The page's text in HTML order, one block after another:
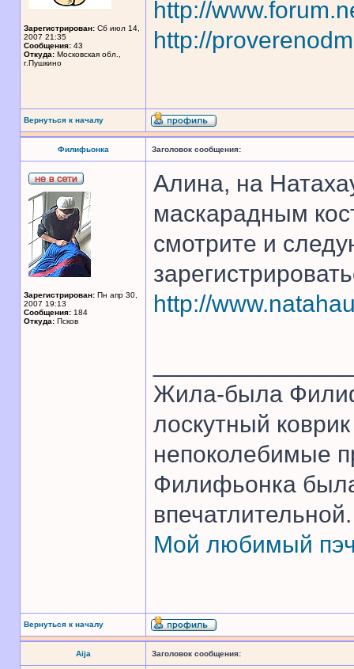
Зарегистрирован: Сб июл 14,
2007 21:35
Сообщения: 43
Откуда: Московская обл.,
г.Пушкино
http://
http://
Вернуться к началу
Филифьонка Заголовок сообщения:
Зарегистрирован: Пн апр 30,
2007 19:13
Сообщения: 184
Откуда: Псков
Алина, на
маскарадным
смотрите и
http://
Жила-была
лоскутный
непоколебимые
Филифьонка
впечатлительной.
Мой любимый
Вернуться к началу
Aija Заголовок сообщения: